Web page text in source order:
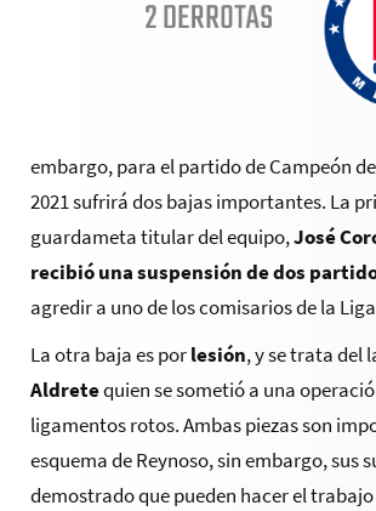
embargo, para el partido de Campeón
2021 sufrirá dos bajas importantes. La
guardameta titular del equipo,José
recibió una suspensión de dos
agredir a uno de los comisarios de la
La otra baja es porlesión, y se trata del
Aldretequien se sometió a una
ligamentos rotos. Ambas piezas son
esquema de Reynoso, sin embargo, sus
demostrado que pueden hacer el